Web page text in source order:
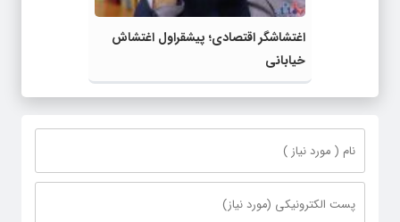
اغتشاشگر اقتصادی؛ پیشقراول اغتشاش
خیابانی